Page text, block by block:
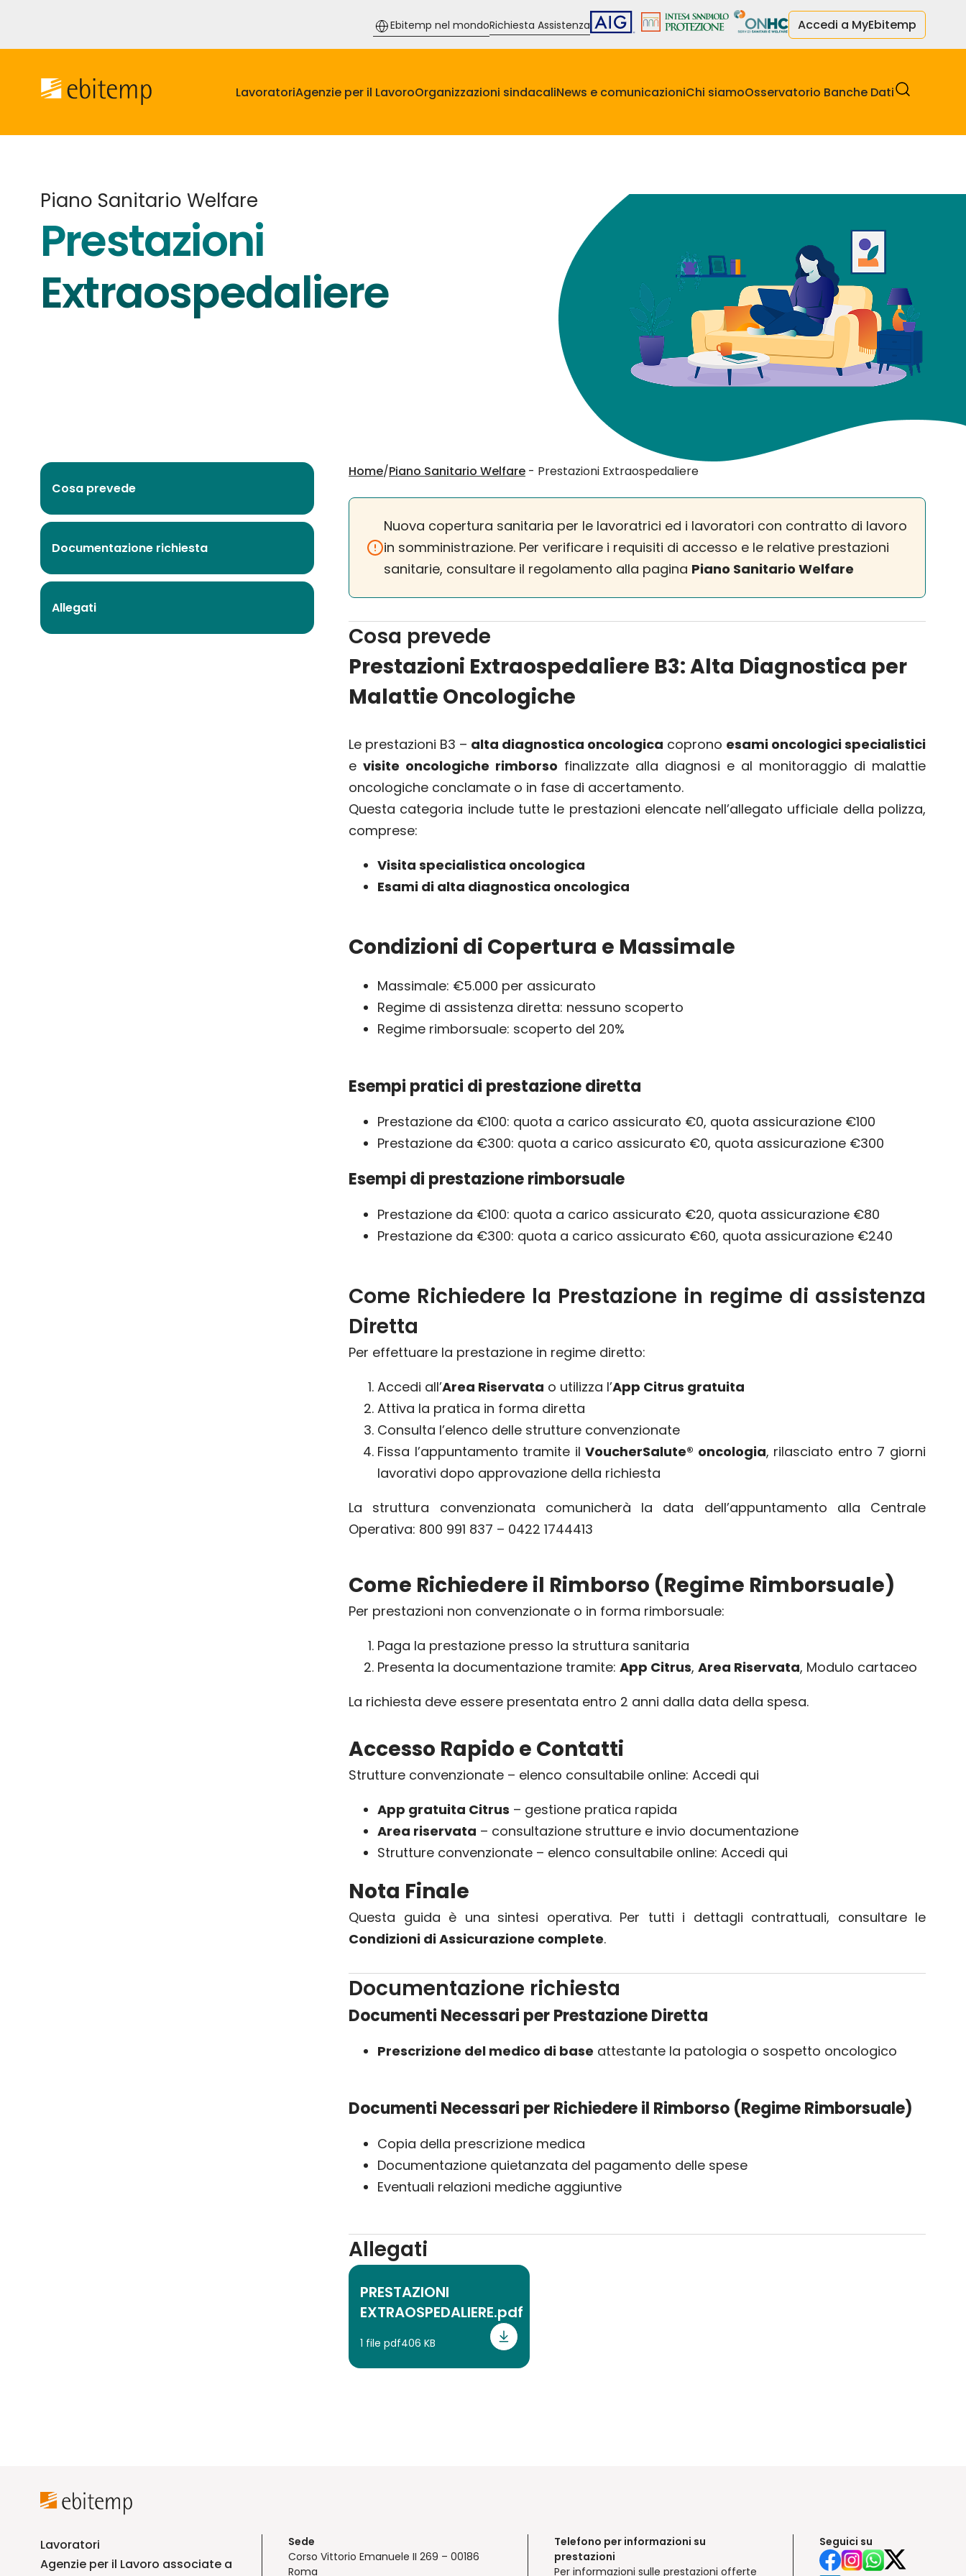
contenuto
Ebitemp nel mondoRichiesta Assistenza Accedi a MyEbitemp
principale
LavoratoriAgenzie per il LavoroOrganizzazioni sindacaliNews e comunicazioniChi siamoOsservatorio Banche Dati
Piano Sanitario Welfare
Prestazioni
Extraospedaliere
Cosa prevede
Documentazione richiesta
Allegati
Home/Piano Sanitario Welfare - Prestazioni Extraospedaliere
Nuova copertura sanitaria per le lavoratrici ed i lavoratori con contratto di lavoro
in somministrazione. Per verificare i requisiti di accesso e le relative prestazioni
sanitarie, consultare il regolamento alla pagina Piano Sanitario Welfare
Cosa prevede
Prestazioni Extraospedaliere B3: Alta Diagnostica per
Malattie Oncologiche
Le prestazioni B3 – alta diagnostica oncologica coprono esami oncologici specialistici
e visite oncologiche rimborso finalizzate alla diagnosi e al monitoraggio di malattie
oncologiche conclamate o in fase di accertamento.
Questa categoria include tutte le prestazioni elencate nell’allegato ufficiale della polizza,
comprese:
Visita specialistica oncologica
Esami di alta diagnostica oncologica
Condizioni di Copertura e Massimale
Massimale: €5.000 per assicurato
Regime di assistenza diretta: nessuno scoperto
Regime rimborsuale: scoperto del 20%
Esempi pratici di prestazione diretta
Prestazione da €100: quota a carico assicurato €0, quota assicurazione €100
Prestazione da €300: quota a carico assicurato €0, quota assicurazione €300
Esempi di prestazione rimborsuale
Prestazione da €100: quota a carico assicurato €20, quota assicurazione €80
Prestazione da €300: quota a carico assicurato €60, quota assicurazione €240
Come Richiedere la Prestazione in regime di assistenza
Diretta
Per effettuare la prestazione in regime diretto:
Accedi all’Area Riservata o utilizza l’App Citrus gratuita
Attiva la pratica in forma diretta
Consulta l’elenco delle strutture convenzionate
Fissa l’appuntamento tramite ilVoucherSalute® oncologia, rilasciato entro 7 giorni
lavorativi dopo approvazione della richiesta
La struttura convenzionata comunicherà la data dell’appuntamento alla Centrale
Operativa: 800 991 837 – 0422 1744413
Come Richiedere il Rimborso (Regime Rimborsuale)
Per prestazioni non convenzionate o in forma rimborsuale:
Paga la prestazione presso la struttura sanitaria
Presenta la documentazione tramite: App Citrus, Area Riservata, Modulo cartaceo
La richiesta deve essere presentata entro 2 anni dalla data della spesa.
Accesso Rapido e Contatti
Strutture convenzionate – elenco consultabile online: Accedi qui
App gratuita Citrus – gestione pratica rapida
Area riservata – consultazione strutture e invio documentazione
Strutture convenzionate – elenco consultabile online: Accedi qui
Nota Finale
Questa guida è una sintesi operativa. Per tutti i dettagli contrattuali, consultare le
Condizioni di Assicurazione complete.
Documentazione richiesta
Documenti Necessari per Prestazione Diretta
Prescrizione del medico di base attestante la patologia o sospetto oncologico
Documenti Necessari per Richiedere il Rimborso (Regime Rimborsuale)
Copia della prescrizione medica
Documentazione quietanzata del pagamento delle spese
Eventuali relazioni mediche aggiuntive
Allegati
PRESTAZIONI
EXTRAOSPEDALIERE.pdf
1 file pdf406 KB
Lavoratori
Agenzie per il Lavoro associate a
Sede
Corso Vittorio Emanuele II 269 – 00186
Roma
Telefono per informazioni su
prestazioni
Per informazioni sulle prestazioni offerte
Seguici su